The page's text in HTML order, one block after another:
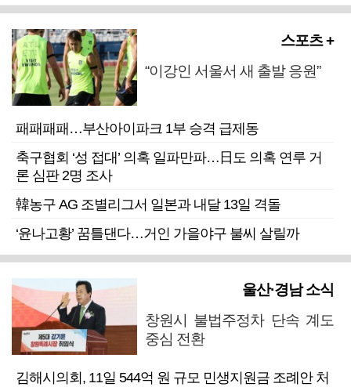
스포츠 +
“이강인 서울서 새 출발 응원”
패패패패…부산아이파크 1부 승격 급제동
축구협회 ‘성 접대’ 의혹 일파만파…日도 의혹 연루 거
론 심판 2명 조사
韓농구 AG 조별리그서 일본과 내달 13일 격돌
‘윤나고황’ 꿈틀댄다…거인 가을야구 불씨 살릴까
울산·경남 소식
창원시 불법주정차 단속 계도
중심 전환
김해시의회, 11일 544억 원 규모 민생지원금 조례안 처